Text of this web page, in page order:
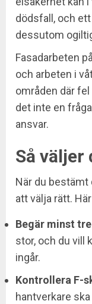
dödsfall, och
dessutom
Fasadarbeten
och arbeten i
områden där
det inte en
ansvar.
Så
När du bestämt
att välja rätt.
Begär minst
stor, och du vill
ingår.
Kontrollera F-
hantverkare